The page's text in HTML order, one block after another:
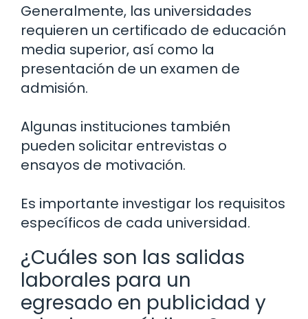
Generalmente, las universidades
requieren un certificado de educación
media superior, así como la
presentación de un examen de
admisión.
Algunas instituciones también
pueden solicitar entrevistas o
ensayos de motivación.
Es importante investigar los requisitos
específicos de cada universidad.
¿Cuáles son las salidas
laborales para un
egresado en publicidad y